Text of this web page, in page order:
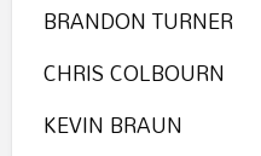
BRANDON TURNER
CHRIS COLBOURN
KEVIN BRAUN